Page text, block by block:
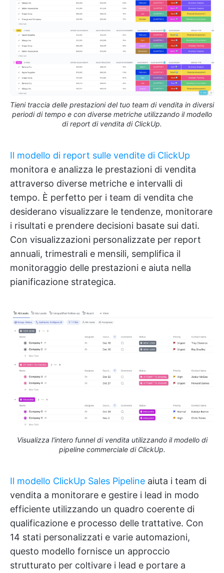
Tieni traccia delle prestazioni del tuo team di vendita in diversi
periodi di tempo e con diverse metriche utilizzando il modello
di report di vendita di ClickUp.
Il modello di report sulle vendite di ClickUp
monitora e analizza le prestazioni di vendita
attraverso diverse metriche e intervalli di
tempo. È perfetto per i team di vendita che
desiderano visualizzare le tendenze, monitorare
i risultati e prendere decisioni basate sui dati.
Con visualizzazioni personalizzate per report
annuali, trimestrali e mensili, semplifica il
monitoraggio delle prestazioni e aiuta nella
pianificazione strategica.
Visualizza l'intero funnel di vendita utilizzando il modello di
pipeline commerciale di ClickUp.
Il modello ClickUp Sales Pipeline aiuta i team di
vendita a monitorare e gestire i lead in modo
efficiente utilizzando un quadro coerente di
qualificazione e processo delle trattative. Con
14 stati personalizzati e varie automazioni,
questo modello fornisce un approccio
strutturato per coltivare i lead e portare a